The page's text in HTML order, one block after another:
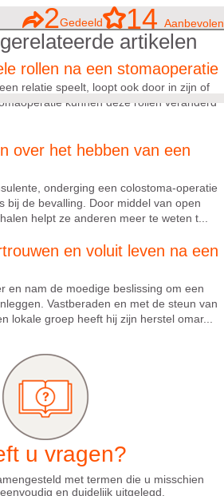
2Gedeeld 14 Aanbevolen
artikelen
rollen na een stomaoperatie
relatie speelt, loopt ook door in zijn of
kunnen deze rollen veranderd
over het hebben van een
onderging een colostoma-operatie
bij de bevalling. Door middel van open
helpt ze anderen meer te weten t...
en voluit leven na een
en nam de moedige beslissing om een
Vastberaden en met de steun van
lokale groep heeft hij zijn herstel omar...
u vragen?
met termen die u misschien
en duidelijk uitgelegd.